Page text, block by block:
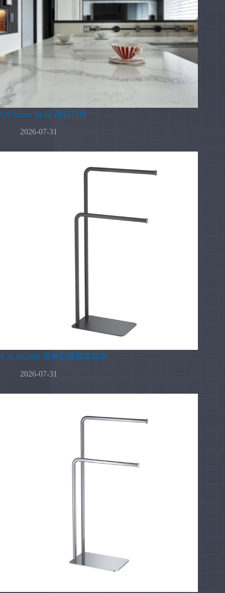
QJ Quartz Stone 闊石花色
2026-07-31
7.31.092MB 落地型雙桿置物架
2026-07-31